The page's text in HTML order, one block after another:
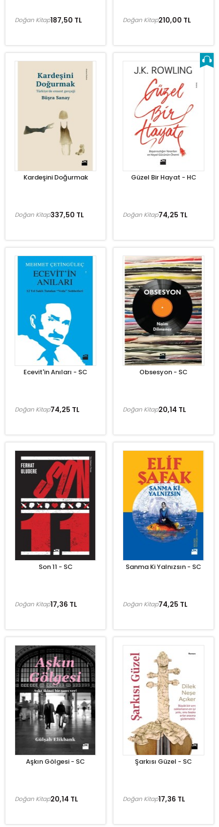
187,50 TL
Doğan Kitap 210,00 TL
Doğan Kitap
Kardeşini Doğurmak
337,50 TL
Doğan Kitap
Güzel Bir Hayat - HC
74,25 TL
Doğan Kitap
Ecevit'in Anıları - SC
74,25 TL
Doğan Kitap
Obsesyon - SC
20,14 TL
Doğan Kitap
Son 11 - SC
17,36 TL
Doğan Kitap
Sanma Ki Yalnızsın - SC
74,25 TL
Doğan Kitap
Aşkın Gölgesi - SC
20,14 TL
Doğan Kitap
Şarkısı Güzel - SC
17,36 TL
Doğan Kitap